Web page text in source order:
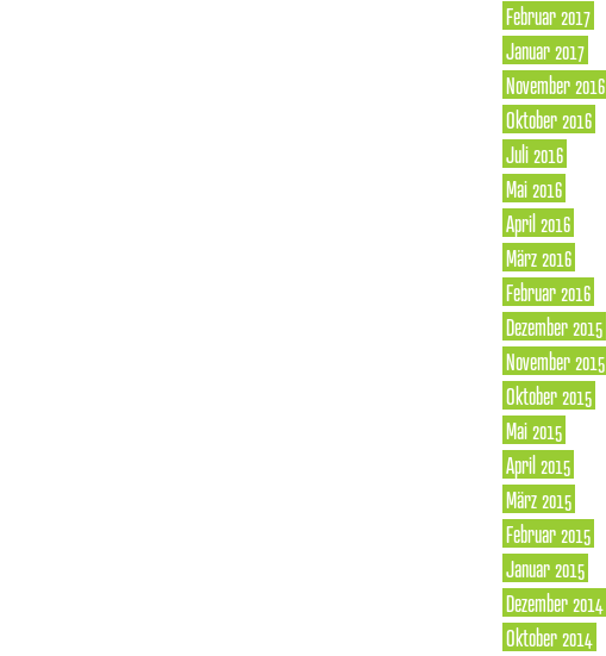
Februar 2017
Januar 2017
November 2016
Oktober 2016
Juli 2016
Mai 2016
April 2016
März 2016
Februar 2016
Dezember 2015
November 2015
Oktober 2015
Mai 2015
April 2015
März 2015
Februar 2015
Januar 2015
Dezember 2014
Oktober 2014